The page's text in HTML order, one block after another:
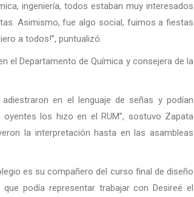
ingeniería, todos estaban muy interesados
Asimismo, fue algo social, fuimos a fiestas
a todos!”, puntualizó.
el Departamento de Química y consejera de la
en el lenguaje de señas y podían
los hizo en el RUM”, sostuvo Zapata
la interpretación hasta en las asambleas
es su compañero del curso final de diseño
podía representar trabajar con Desireé el